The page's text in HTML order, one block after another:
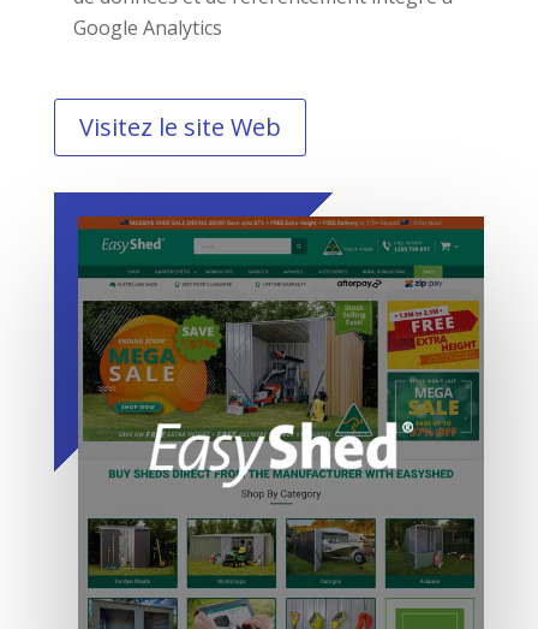
Google Analytics
Visitez le site Web